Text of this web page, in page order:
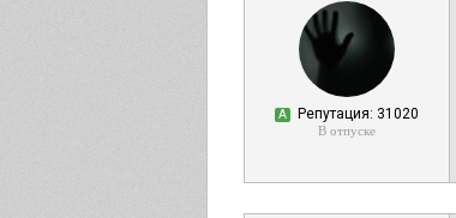
А Репутация: 31020
В отпуске